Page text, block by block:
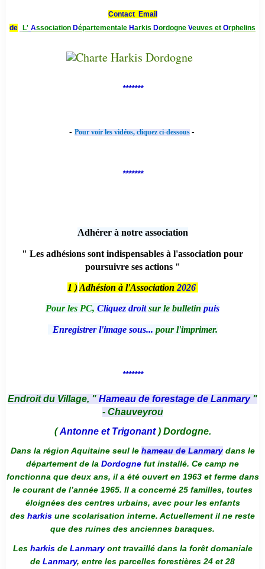
Contact Email
de
L' Association Départementale Harkis Dordogne Veuves et Orphelins
*******
- Pour voir les vidéos, cliquez ci-dessous -
*******
Adhérer à notre association
" Les adhésions sont indispensables à l'association pour
poursuivre ses actions "
1 ) Adhésion à l'Association 2026
Pour les PC, Cliquez droitsur le bulletin puis
Enregistrer l'image sous... pour l'imprimer.
*******
Endroit du Village, " Hameau de forestage de Lanmary "
- Chauveyrou
(Antonne et Trigonant) Dordogne.
Dans la région Aquitaine seul le hameau de Lanmarydans le
département de la Dordogne fut installé. Ce camp ne
fonctionna que deux ans, il a été ouvert en 1963 et ferme dans
le courant de l’année 1965. Il a concerné 25 familles, toutes
éloignées des centres urbains, avec pour les enfants
des harkis une scolarisation interne. Actuellement il ne reste
que des ruines des anciennes baraques.
Les harkis de Lanmaryont travaillé dans la forêt domaniale
de Lanmary, entre les parcelles forestières 24 et 28